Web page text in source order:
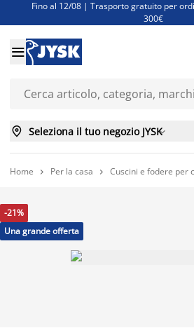
Fino al 12/08 | Trasporto gratuito per
300€
Super offerte d'estate | Oltre 1.500
Finanziamenti - Scegli il piano di

 Seleziona il tuo negozio JYSK
Home  Per la casa  Cuscini e fodere per
-21%
Una grande offerta